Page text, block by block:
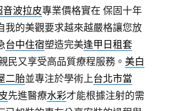
波拉皮專業價格實在 保固十年
我的美觀要求越來越嚴格讓您放
台中住宿塑造完美逢甲日租套
民又享受高品質療程服務。美白
二胎並專注於學術上台北市當
先進醫療水彩才能根據注射的需